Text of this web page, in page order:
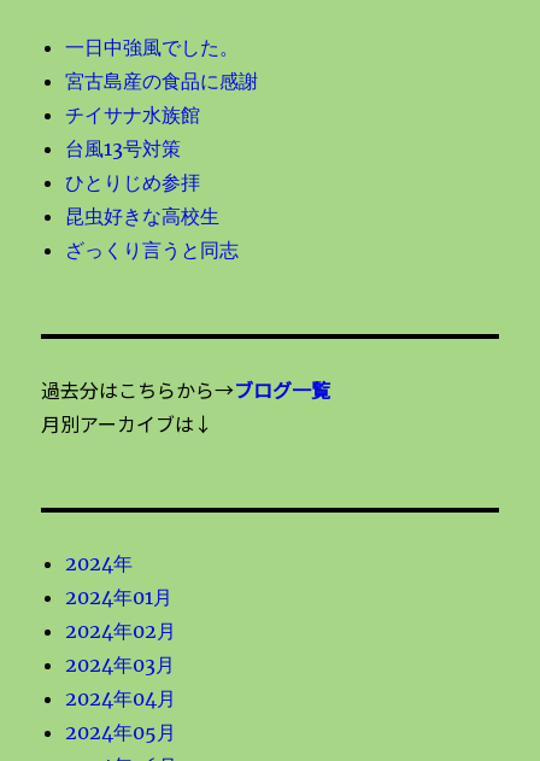
一日中強風でした。
宮古島産の食品に感謝
チイサナ水族館
台風13号対策
ひとりじめ参拝
昆虫好きな高校生
ざっくり言うと同志
過去分はこちらから→ブログ一覧
月別アーカイブは↓
2024年
2024年01月
2024年02月
2024年03月
2024年04月
2024年05月